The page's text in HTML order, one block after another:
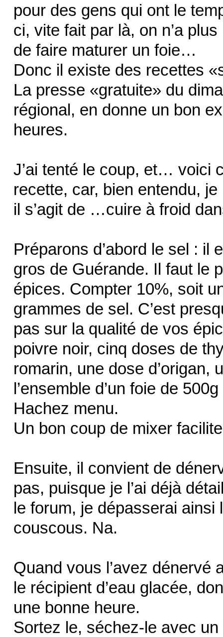
pour des gens qui ont le
ci, vite fait par là, on n’a
de faire maturer un foie…
Donc il existe des recettes
La presse «gratuite» du
régional, en donne un bon
heures.
J’ai tenté le coup, et… voici
recette, car, bien entendu,
il s’agit de …cuire à froid
Préparons d’abord le sel : il
gros de Guérande. Il faut le
épices. Compter 10%, soit
grammes de sel. C’est
pas sur la qualité de vos
poivre noir, cinq doses de
romarin, une dose d’origan,
l’ensemble d’un foie de
Hachez menu.
Un bon coup de mixer
Ensuite, il convient de
pas, puisque je l’ai déjà
le forum, je dépasserai
couscous. Na.
Quand vous l’avez dénervé
le récipient d’eau glacée,
une bonne heure.
Sortez le, séchez-le avec